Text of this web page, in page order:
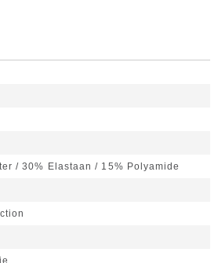
/ 30% Elastaan / 15% Polyamide